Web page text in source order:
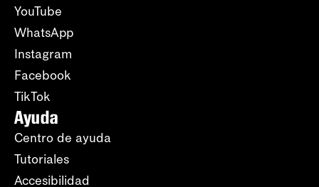
YouTube
WhatsApp
Instagram
Facebook
TikTok
Ayuda
Centro de ayuda
Tutoriales
Accesibilidad